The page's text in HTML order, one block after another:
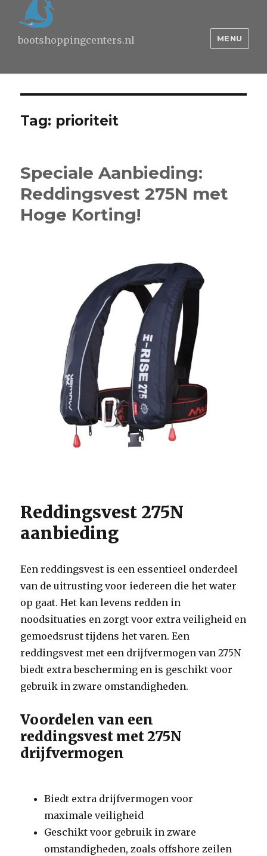
bootshoppingcenters.nl MENU
Tag: prioriteit
Speciale Aanbieding:
Reddingsvest 275N met
Hoge Korting!
Reddingsvest 275N
aanbieding
Een reddingsvest is een essentieel onderdeel
van de uitrusting voor iedereen die het water
op gaat. Het kan levens redden in
noodsituaties en zorgt voor extra veiligheid en
gemoedsrust tijdens het varen. Een
reddingsvest met een drijfvermogen van 275N
biedt extra bescherming en is geschikt voor
gebruik in zware omstandigheden.
Voordelen van een
reddingsvest met 275N
drijfvermogen
Biedt extra drijfvermogen voor
maximale veiligheid
Geschikt voor gebruik in zware
omstandigheden, zoals offshore zeilen